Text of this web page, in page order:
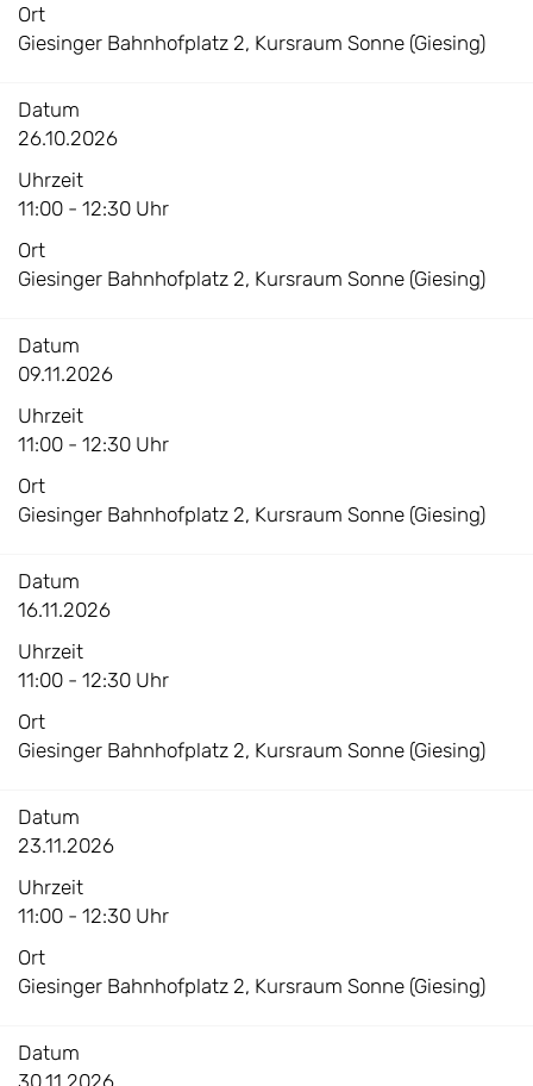
Ort
Giesinger Bahnhofplatz 2, Kursraum Sonne (Giesing)
Datum
26.10.2026
Uhrzeit
11:00 - 12:30 Uhr
Ort
Giesinger Bahnhofplatz 2, Kursraum Sonne (Giesing)
Datum
09.11.2026
Uhrzeit
11:00 - 12:30 Uhr
Ort
Giesinger Bahnhofplatz 2, Kursraum Sonne (Giesing)
Datum
16.11.2026
Uhrzeit
11:00 - 12:30 Uhr
Ort
Giesinger Bahnhofplatz 2, Kursraum Sonne (Giesing)
Datum
23.11.2026
Uhrzeit
11:00 - 12:30 Uhr
Ort
Giesinger Bahnhofplatz 2, Kursraum Sonne (Giesing)
Datum